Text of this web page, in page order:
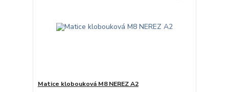
Matice klobouková M8 NEREZ A2